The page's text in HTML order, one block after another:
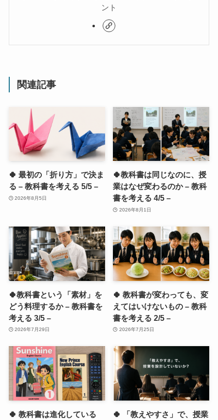
ント
関連記事
🍀 最初の「折り方」で決ま
る – 教科書を考える 5/5 –
2026年8月5日
🍀教科書は同じなのに、授
業はなぜ変わるのか – 教科
書を考える 4/5 –
2026年8月1日
🍀教科書という「素材」を
どう料理するか – 教科書を
考える 3/5 –
2026年7月29日
🍀 教科書が変わっても、変
えてはいけないもの – 教科
書を考える 2/5 –
2026年7月25日
🍀 教科書は進化している 🍀 「教えやすさ」で、授業